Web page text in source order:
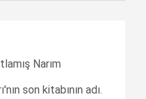
Narım
son kitabının adı.